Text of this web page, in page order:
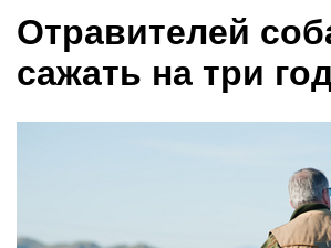
Отравителей
сажать на три